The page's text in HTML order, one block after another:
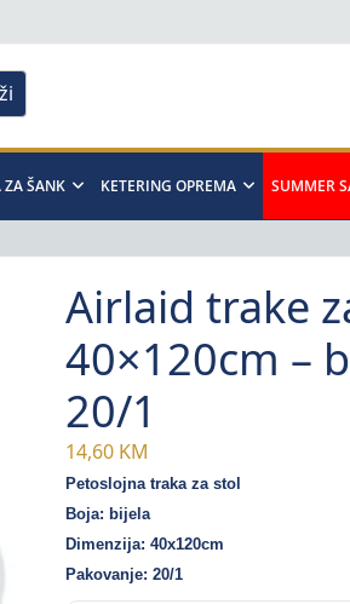
ZA ŠANK KETERING OPREMA SUMMER
Airlaid trake
40×120cm –
20/1
14,60 KM
Petoslojna traka za stol
Boja: bijela
Dimenzija: 40x120cm
Pakovanje: 20/1